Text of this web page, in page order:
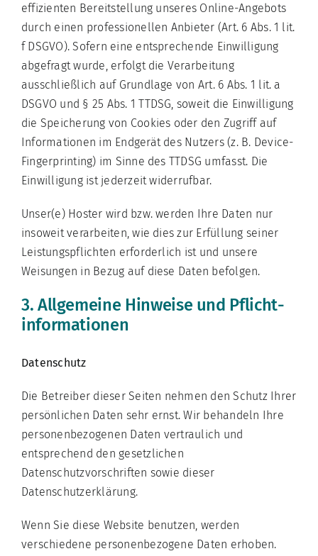
effizienten Bereitstellung unseres Online-Angebots
durch einen professionellen Anbieter (Art. 6 Abs. 1 lit.
f DSGVO). Sofern eine entsprechende Einwilligung
abgefragt wurde, erfolgt die Verarbeitung
ausschließlich auf Grundlage von Art. 6 Abs. 1 lit. a
DSGVO und § 25 Abs. 1 TTDSG, soweit die Einwilligung
die Speicherung von Cookies oder den Zugriff auf
Informationen im Endgerät des Nutzers (z. B. Device-
Fingerprinting) im Sinne des TTDSG umfasst. Die
Einwilligung ist jederzeit widerrufbar.
Unser(e) Hoster wird bzw. werden Ihre Daten nur
insoweit verarbeiten, wie dies zur Erfüllung seiner
Leistungspflichten erforderlich ist und unsere
Weisungen in Bezug auf diese Daten befolgen.
3. Allgemeine Hinweise und Pflicht­
informationen
Datenschutz
Die Betreiber dieser Seiten nehmen den Schutz Ihrer
persönlichen Daten sehr ernst. Wir behandeln Ihre
personenbezogenen Daten vertraulich und
entsprechend den gesetzlichen
Datenschutzvorschriften sowie dieser
Datenschutzerklärung.
Wenn Sie diese Website benutzen, werden
verschiedene personenbezogene Daten erhoben.